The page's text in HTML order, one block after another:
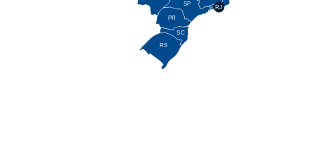
PR
SC
RS
SP
RJ